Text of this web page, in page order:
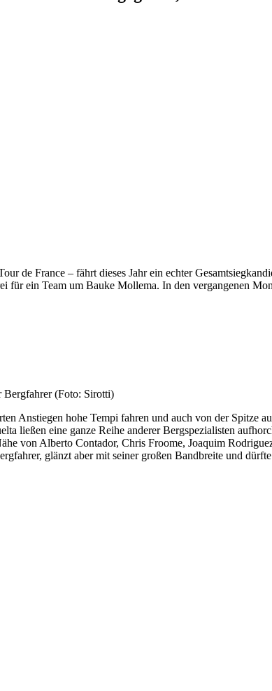
de France – fährt dieses Jahr ein echter
für ein Team um Bauke Mollema. In den vergangenen
Bergfahrer (Foto: Sirotti)
Anstiegen hohe Tempi fahren und auch von der Spitze
ließen eine ganze Reihe anderer Bergspezialisten
von Alberto Contador, Chris Froome, Joaquim
glänzt aber mit seiner großen Bandbreite und